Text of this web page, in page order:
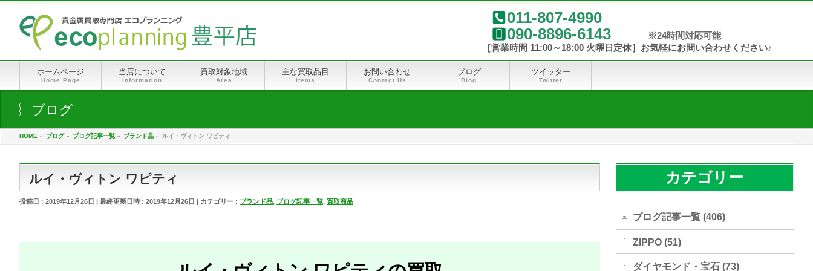
011-807-4990
090-8896-6143
ホームページ
Home Page
当店について
Information
買取対象地域
Area
主な買取品目
items
お問い合わせ
Contact Us
ブログ
Blog
ツイッター
Twitter
ブログ
HOME » ブログ» ブログ記事一覧 » ブランド品 » ルイ・ヴィトン ワピティ
ルイ・ヴィトン ワピティ
投稿日 : 2019年12月26日 最終更新日時 : 2019年12月26日 カテゴリー : ブランド品, ブログ記事一覧, 買取商品
カテゴリー
ブログ記事一覧 (406)
ZIPPO (51)
ダイヤモンド・宝石 (73)